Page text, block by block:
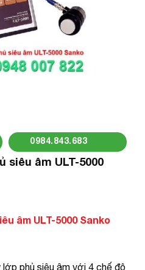
0984.843.683
siêu âm ULT-5000
âm ULT-5000 Sanko
phủ siêu âm với 4 chế độ